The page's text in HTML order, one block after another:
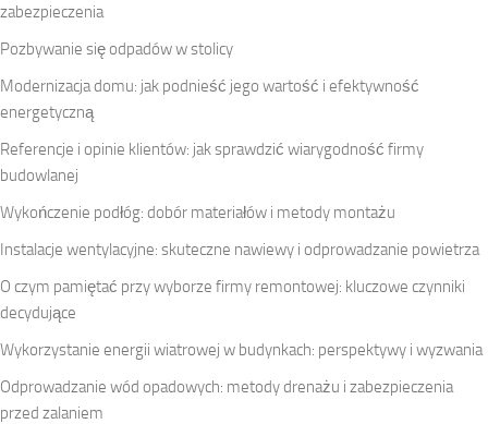
zabezpieczenia
Pozbywanie się odpadów w stolicy
Modernizacja domu: jak podnieść jego wartość i efektywność
energetyczną
Referencje i opinie klientów: jak sprawdzić wiarygodność firmy
budowlanej
Wykończenie podłóg: dobór materiałów i metody montażu
Instalacje wentylacyjne: skuteczne nawiewy i odprowadzanie powietrza
O czym pamiętać przy wyborze firmy remontowej: kluczowe czynniki
decydujące
Wykorzystanie energii wiatrowej w budynkach: perspektywy i wyzwania
Odprowadzanie wód opadowych: metody drenażu i zabezpieczenia
przed zalaniem